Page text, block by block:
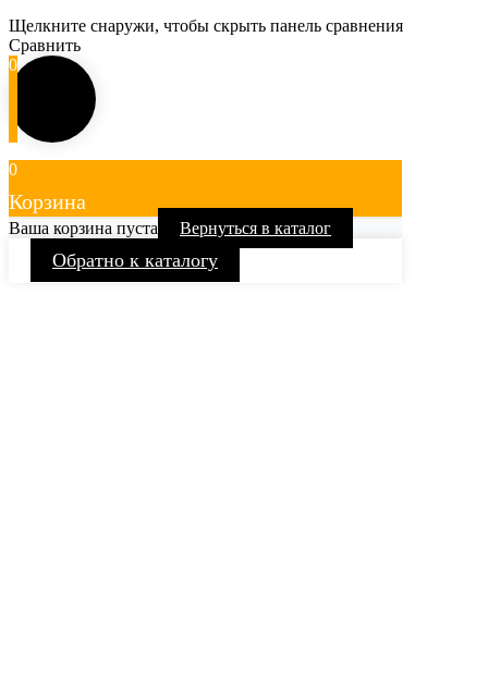
Щелкните снаружи, чтобы скрыть панель сравнения
Сравнить
0
0
Корзина
Ваша корзина пуста Вернуться в каталог
Обратно к каталогу